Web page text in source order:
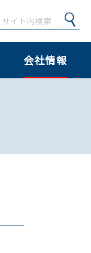
会社情報